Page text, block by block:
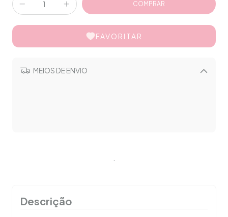
FAVORITAR
MEIOS DE ENVIO
Descrição